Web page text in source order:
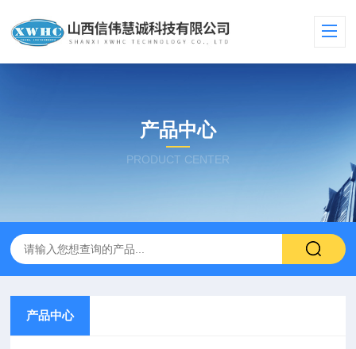
产品中心
PRODUCT CENTER
产品中心